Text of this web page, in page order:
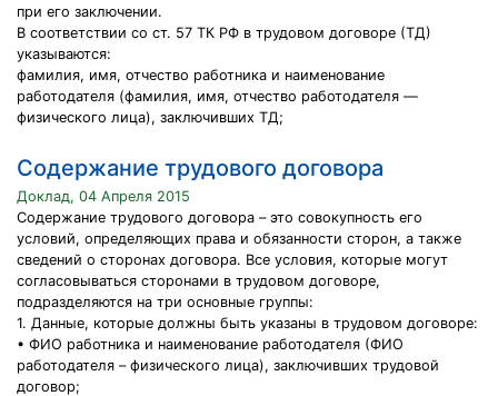
при его заключении.
В соответствии со ст. 57 ТК РФ в трудовом договоре (ТД)
указываются:
фамилия, имя, отчество работника и наименование
работодателя (фамилия, имя, отчество работодателя —
физического лица), заключивших ТД;
Содержание трудового договора
Доклад, 04 Апреля 2015
Содержание трудового договора – это совокупность его
условий, определяющих права и обязанности сторон, а также
сведений о сторонах договора. Все условия, которые могут
согласовываться сторонами в трудовом договоре,
подразделяются на три основные группы:
1. Данные, которые должны быть указаны в трудовом договоре:
• ФИО работника и наименование работодателя (ФИО
работодателя – физического лица), заключивших трудовой
договор;